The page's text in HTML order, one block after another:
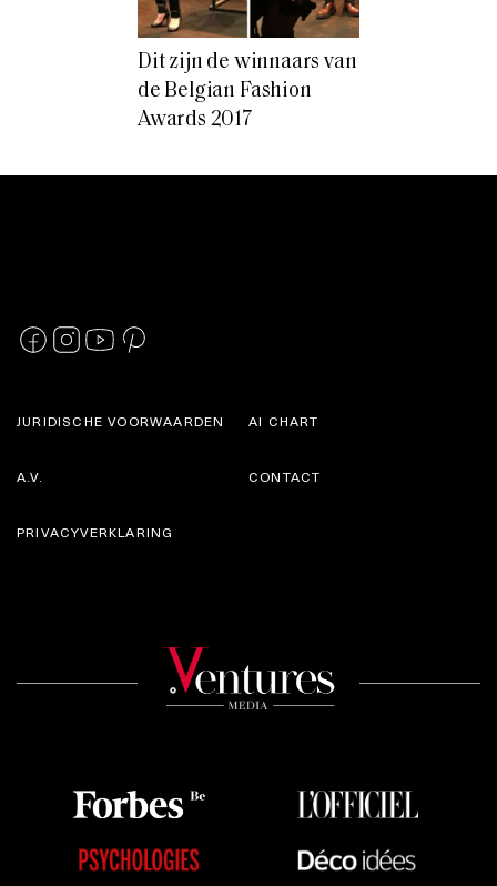
Dit zijn de winnaars van
de Belgian Fashion
Awards 2017
JURIDISCHE VOORWAARDEN
A.V.
AI CHART
CONTACT
PRIVACYVERKLARING